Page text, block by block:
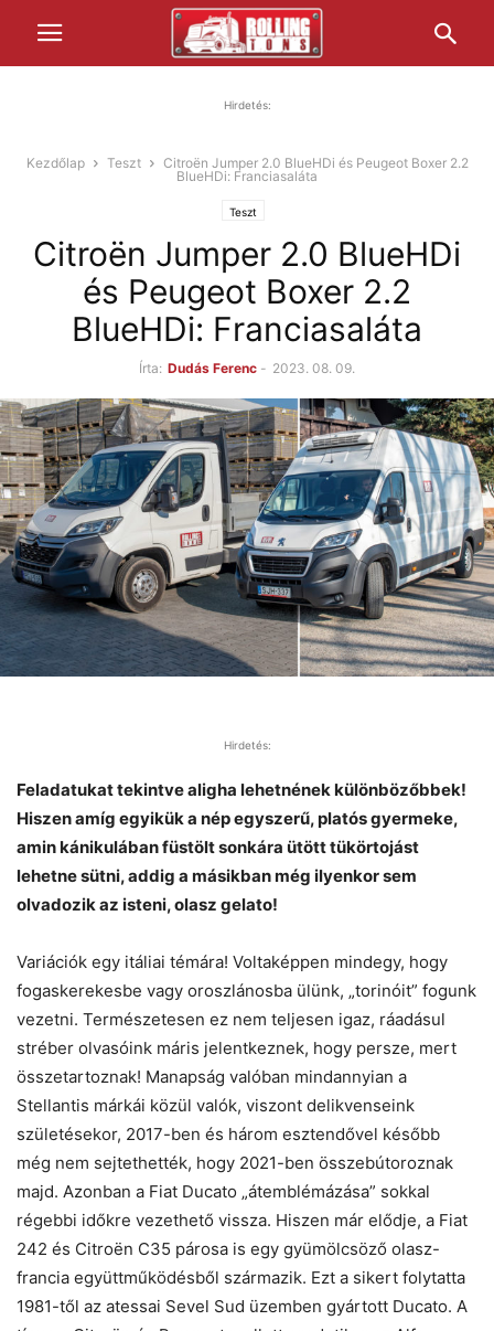
Hirdetés:
Kezdőlap Teszt
Citroën Jumper 2.0 BlueHDi és Peugeot Boxer 2.2
BlueHDi: Franciasaláta
Teszt
Citroën Jumper 2.0 BlueHDi
és Peugeot Boxer 2.2
BlueHDi: Franciasaláta
Írta: Dudás Ferenc - 2023. 08. 09.
Hirdetés:
Feladatukat tekintve aligha lehetnének különbözőbbek!
Hiszen amíg egyikük a nép egyszerű, platós gyermeke,
amin kánikulában füstölt sonkára ütött tükörtojást
lehetne sütni, addig a másikban még ilyenkor sem
olvadozik az isteni, olasz gelato!
Variációk egy itáliai témára! Voltaképpen mindegy, hogy
fogaskerekesbe vagy oroszlánosba ülünk, „torinóit” fogunk
vezetni. Természetesen ez nem teljesen igaz, ráadásul
stréber olvasóink máris jelentkeznek, hogy persze, mert
összetartoznak! Manapság valóban mindannyian a
Stellantis márkái közül valók, viszont delikvenseink
születésekor, 2017-ben és három esztendővel később
még nem sejtethették, hogy 2021-ben összebútoroznak
majd. Azonban a Fiat Ducato „átemblémázása” sokkal
régebbi időkre vezethető vissza. Hiszen már elődje, a Fiat
242 és Citroën C35 párosa is egy gyümölcsöző olasz-
francia együttműködésből származik. Ezt a sikert folytatta
1981-től az atessai Sevel Sud üzemben gyártott Ducato. A